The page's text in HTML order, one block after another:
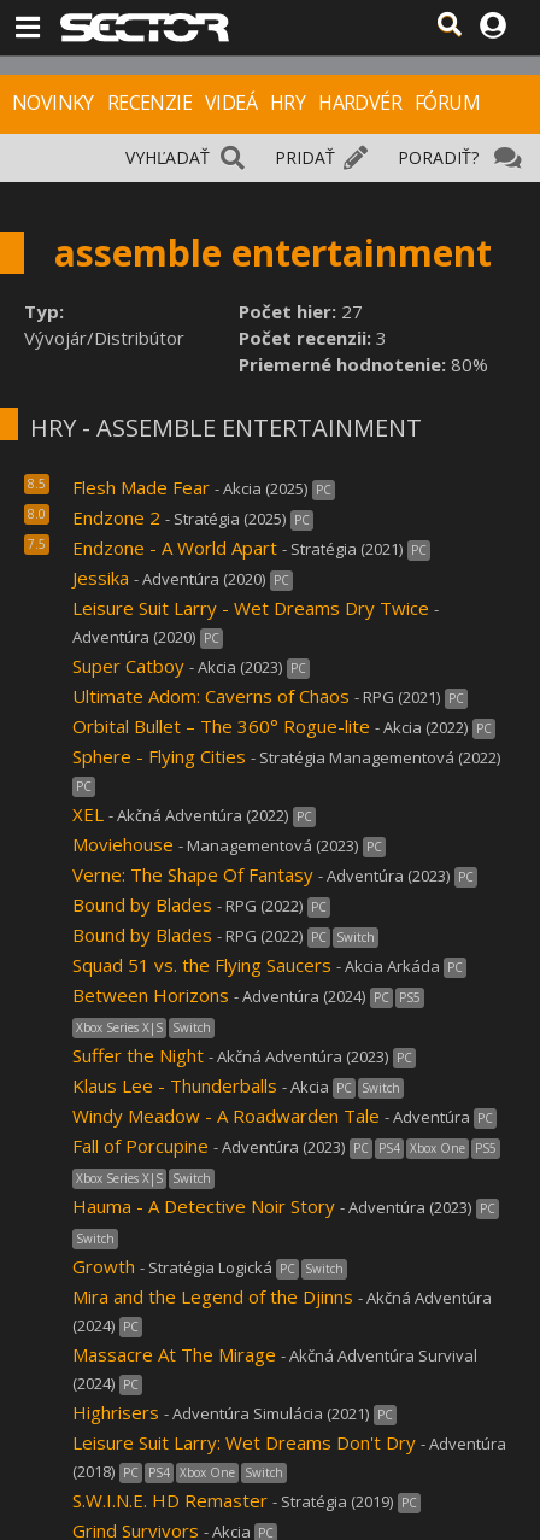
NOVINKY RECENZIE VIDEÁ HRY HARDVÉR FÓRUM
PORADIŤ?
PRIDAŤ
VYHĽADAŤ
assemble entertainment
Počet hier: 27
Počet recenzii: 3
Priemerné hodnotenie: 80%
Typ:
Vývojár/Distribútor
HRY - ASSEMBLE ENTERTAINMENT
Flesh Made Fear - Akcia (2025) PC
8.5
Endzone 2 - Stratégia (2025) PC
8.0
Endzone - A World Apart - Stratégia (2021) PC
7.5
Jessika - Adventúra (2020) PC
Leisure Suit Larry - Wet Dreams Dry Twice -
Adventúra (2020) PC
Super Catboy - Akcia (2023) PC
Ultimate Adom: Caverns of Chaos - RPG (2021) PC
Orbital Bullet – The 360° Rogue-lite - Akcia (2022) PC
Sphere - Flying Cities - Stratégia Managementová (2022)
PC
XEL - Akčná Adventúra (2022) PC
Moviehouse - Managementová (2023) PC
Verne: The Shape Of Fantasy - Adventúra (2023) PC
Bound by Blades - RPG (2022) PC
Bound by Blades - RPG (2022) PC Switch
Squad 51 vs. the Flying Saucers - Akcia Arkáda PC
Between Horizons - Adventúra (2024) PC
PS5
Xbox Series X|S
Switch
Suffer the Night - Akčná Adventúra (2023) PC
Klaus Lee - Thunderballs - Akcia PC Switch
Windy Meadow - A Roadwarden Tale - Adventúra PC
Fall of Porcupine - Adventúra (2023) PC PS4 Xbox One
PS5
Xbox Series X|S
Switch
Hauma - A Detective Noir Story - Adventúra (2023) PC
Switch
Growth - Stratégia Logická PC Switch
Mira and the Legend of the Djinns - Akčná Adventúra
(2024) PC
Massacre At The Mirage - Akčná Adventúra Survival
(2024) PC
Highrisers - Adventúra Simulácia (2021) PC
Leisure Suit Larry: Wet Dreams Don't Dry - Adventúra
(2018) PC PS4 Xbox One Switch
S.W.I.N.E. HD Remaster - Stratégia (2019) PC
Grind Survivors - Akcia PC